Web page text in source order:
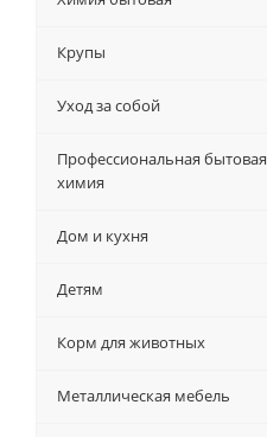
Крупы
Уход за собой
Профессиональная бытовая
химия
Дом и кухня
Детям
Корм для животных
Металлическая мебель